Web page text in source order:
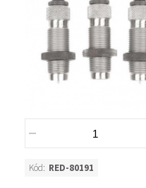
Kód: RED-80191